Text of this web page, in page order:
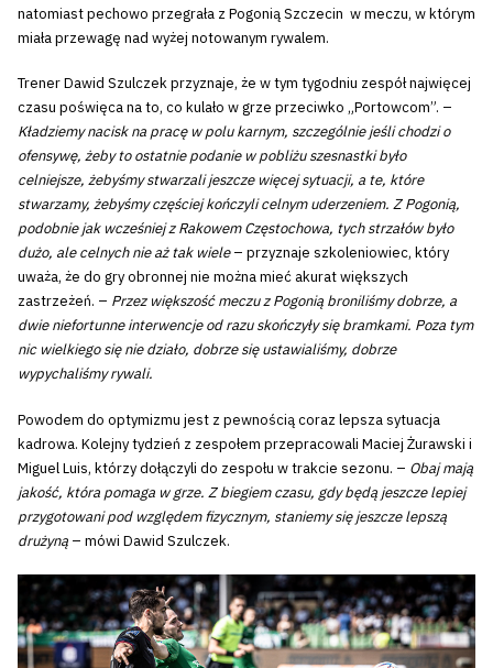
natomiast pechowo przegrała z Pogonią Szczecin w meczu, w którym
miała przewagę nad wyżej notowanym rywalem.
Trener Dawid Szulczek przyznaje, że w tym tygodniu zespół najwięcej
czasu poświęca na to, co kulało w grze przeciwko „Portowcom”. –
Kładziemy nacisk na pracę w polu karnym, szczególnie jeśli chodzi o
ofensywę, żeby to ostatnie podanie w pobliżu szesnastki było
celniejsze, żebyśmy stwarzali jeszcze więcej sytuacji, a te, które
stwarzamy, żebyśmy częściej kończyli celnym uderzeniem. Z Pogonią,
podobnie jak wcześniej z Rakowem Częstochowa, tych strzałów było
dużo, ale celnych nie aż tak wiele– przyznaje szkoleniowiec, który
uważa, że do gry obronnej nie można mieć akurat większych
zastrzeżeń. – Przez większość meczu z Pogonią broniliśmy dobrze, a
dwie niefortunne interwencje od razu skończyły się bramkami. Poza tym
nic wielkiego się nie działo, dobrze się ustawialiśmy, dobrze
wypychaliśmy rywali.
Powodem do optymizmu jest z pewnością coraz lepsza sytuacja
kadrowa. Kolejny tydzień z zespołem przepracowali Maciej Żurawski i
Miguel Luis, którzy dołączyli do zespołu w trakcie sezonu. – Obaj mają
jakość, która pomaga w grze. Z biegiem czasu, gdy będą jeszcze lepiej
przygotowani pod względem fizycznym, staniemy się jeszcze lepszą
drużyną – mówi Dawid Szulczek.